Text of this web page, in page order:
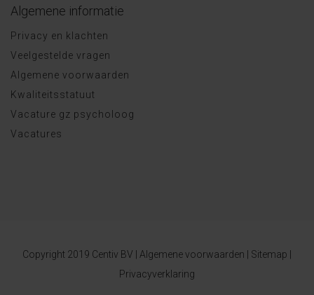
Algemene informatie
Privacy en klachten
Veelgestelde vragen
Algemene voorwaarden
Kwaliteitsstatuut
Vacature gz psycholoog
Vacatures
Copyright 2019 Centiv BV | Algemene voorwaarden Sitemap
Privacyverklaring